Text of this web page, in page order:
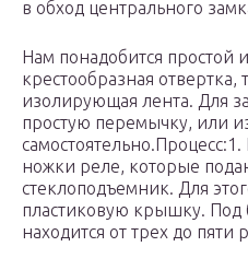
в обход центрального
Нам понадобится простой
крестообразная отвертка,
изолирующая лента. Для
простую перемычку, или
ножки реле, которые
стеклоподъемник. Для
пластиковую крышку. Под
находится от трех до пяти